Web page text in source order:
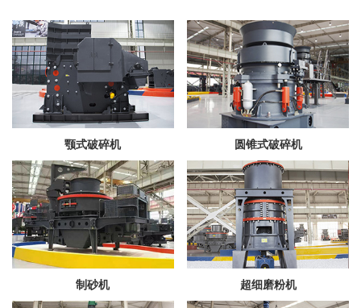
颚式破碎机 圆锥式破碎机
制砂机 超细磨粉机